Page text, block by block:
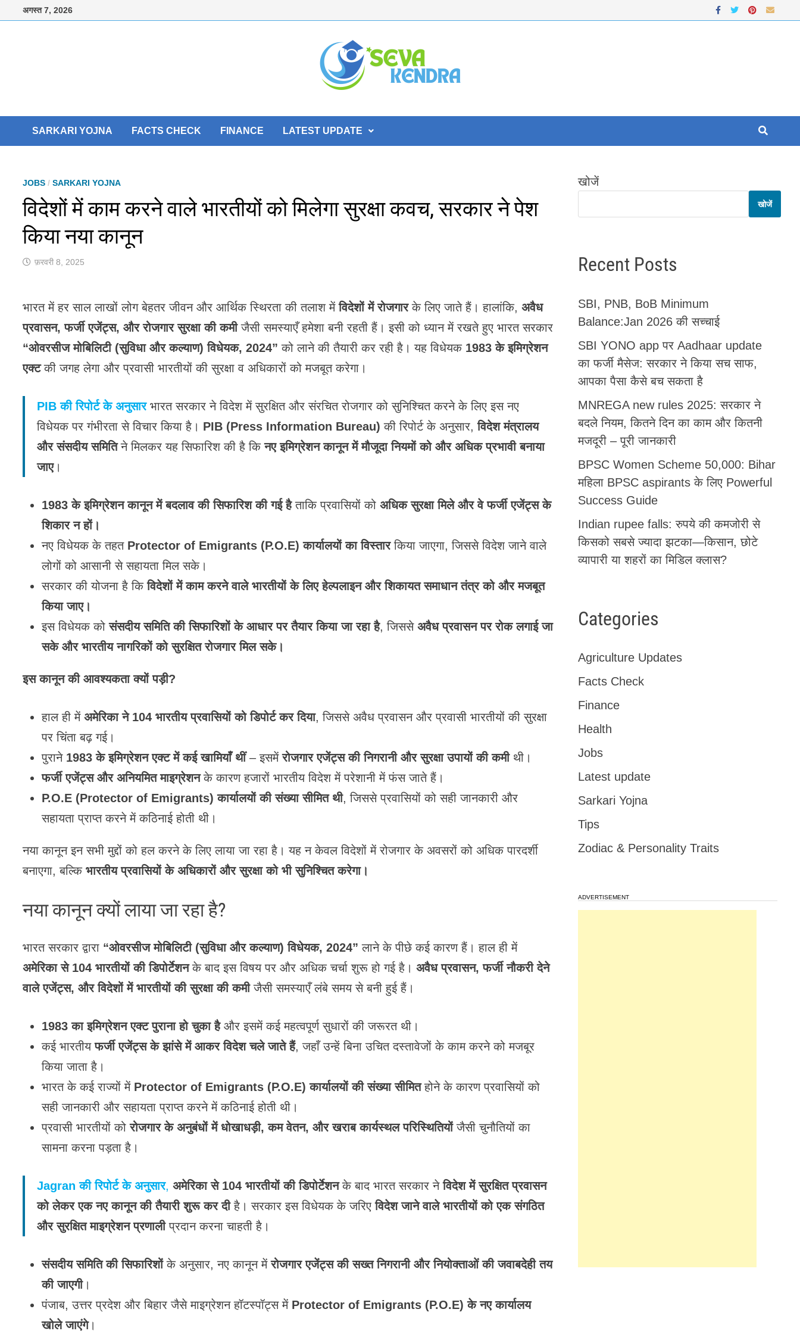
अगस्त 7, 2026
SARKARI YOJNA FACTS CHECK FINANCE LATEST UPDATE
JOBS /SARKARI YOJNA
विदेशों में काम करने वाले भारतीयों को मिलेगा सुरक्षा कवच, सरकार ने पेश
किया नया कानून
फ़रवरी 8, 2025
भारत में हर साल लाखों लोग बेहतर जीवन और आर्थिक स्थिरता की तलाश मेंविदेशों में रोजगारके लिए जाते हैं। हालांकि,अवैध
प्रवासन, फर्जी एजेंट्स, और रोजगार सुरक्षा की कमीजैसी समस्याएँ हमेशा बनी रहती हैं। इसी को ध्यान में रखते हुए भारत सरकार
“ओवरसीज मोबिलिटी (सुविधा और कल्याण) विधेयक, 2024” को लाने की तैयारी कर रही है। यह विधेयक 1983 के इमिग्रेशन
एक्टकी जगह लेगा और प्रवासी भारतीयों की सुरक्षा व अधिकारों को मजबूत करेगा।
PIB की रिपोर्ट के अनुसारभारत सरकार ने विदेश में सुरक्षित और संरचित रोजगार को सुनिश्चित करने के लिए इस नए
विधेयक पर गंभीरता से विचार किया है। PIB (Press Information Bureau) की रिपोर्ट के अनुसार,विदेश मंत्रालय
और संसदीय समितिने मिलकर यह सिफारिश की है किनए इमिग्रेशन कानून में मौजूदा नियमों को और अधिक प्रभावी बनाया
जाए।
1983 के इमिग्रेशन कानून में बदलाव की सिफारिश की गई हैताकि प्रवासियों कोअधिक सुरक्षा मिले और वे फर्जी एजेंट्स के
शिकार न हों।
नए विधेयक के तहत Protector of Emigrants (P.O.E) कार्यालयों का विस्तारकिया जाएगा, जिससे विदेश जाने वाले
लोगों को आसानी से सहायता मिल सके।
सरकार की योजना है किविदेशों में काम करने वाले भारतीयों के लिए हेल्पलाइन और शिकायत समाधान तंत्र को और मजबूत
किया जाए।
इस विधेयक कोसंसदीय समिति की सिफारिशों के आधार पर तैयार किया जा रहा है, जिससेअवैध प्रवासन पर रोक लगाई जा
सके और भारतीय नागरिकों को सुरक्षित रोजगार मिल सके।
इस कानून की आवश्यकता क्यों पड़ी?
हाल ही मेंअमेरिका ने 104 भारतीय प्रवासियों को डिपोर्ट कर दिया, जिससे अवैध प्रवासन और प्रवासी भारतीयों की सुरक्षा
पर चिंता बढ़ गई।
पुराने 1983 के इमिग्रेशन एक्ट में कई खामियाँ थीं– इसमेंरोजगार एजेंट्स की निगरानी और सुरक्षा उपायों की कमीथी।
फर्जी एजेंट्स और अनियमित माइग्रेशनके कारण हजारों भारतीय विदेश में परेशानी में फंस जाते हैं।
P.O.E (Protector of Emigrants) कार्यालयों की संख्या सीमित थी, जिससे प्रवासियों को सही जानकारी और
सहायता प्राप्त करने में कठिनाई होती थी।
नया कानून इन सभी मुद्दों को हल करने के लिए लाया जा रहा है। यह न केवल विदेशों में रोजगार के अवसरों को अधिक पारदर्शी
बनाएगा, बल्किभारतीय प्रवासियों के अधिकारों और सुरक्षा को भी सुनिश्चित करेगा।
नया कानून क्यों लाया जा रहा है?
भारत सरकार द्वारा “ओवरसीज मोबिलिटी (सुविधा और कल्याण) विधेयक, 2024” लाने के पीछे कई कारण हैं। हाल ही में
अमेरिका से 104 भारतीयों की डिपोर्टेशनके बाद इस विषय पर और अधिक चर्चा शुरू हो गई है।अवैध प्रवासन, फर्जी नौकरी देने
वाले एजेंट्स, और विदेशों में भारतीयों की सुरक्षा की कमीजैसी समस्याएँ लंबे समय से बनी हुई हैं।
1983 का इमिग्रेशन एक्ट पुराना हो चुका हैऔर इसमें कई महत्वपूर्ण सुधारों की जरूरत थी।
कई भारतीयफर्जी एजेंट्स के झांसे में आकर विदेश चले जाते हैं, जहाँ उन्हें बिना उचित दस्तावेजों के काम करने को मजबूर
किया जाता है।
भारत के कई राज्यों में Protector of Emigrants (P.O.E) कार्यालयों की संख्या सीमितहोने के कारण प्रवासियों को
सही जानकारी और सहायता प्राप्त करने में कठिनाई होती थी।
प्रवासी भारतीयों कोरोजगार के अनुबंधों में धोखाधड़ी, कम वेतन, और खराब कार्यस्थल परिस्थितियोंजैसी चुनौतियों का
सामना करना पड़ता है।
Jagran की रिपोर्ट के अनुसार,अमेरिका से 104 भारतीयों की डिपोर्टेशनके बाद भारत सरकार नेविदेश में सुरक्षित प्रवासन
को लेकर एक नए कानून की तैयारी शुरू कर दीहै। सरकार इस विधेयक के जरिएविदेश जाने वाले भारतीयों को एक संगठित
और सुरक्षित माइग्रेशन प्रणालीप्रदान करना चाहती है।
संसदीय समिति की सिफारिशोंके अनुसार, नए कानून मेंरोजगार एजेंट्स की सख्त निगरानी और नियोक्ताओं की जवाबदेही तय
की जाएगी।
पंजाब, उत्तर प्रदेश और बिहार जैसे माइग्रेशन हॉटस्पॉट्स में Protector of Emigrants (P.O.E) के नए कार्यालय
खोले जाएंगे।
खोजें
खोजें
Recent Posts
SBI, PNB, BoB Minimum
Balance:Jan 2026 की सच्चाई
SBI YONO app पर Aadhaar update
का फर्जी मैसेज: सरकार ने किया सच साफ,
आपका पैसा कैसे बच सकता है
MNREGA new rules 2025: सरकार ने
बदले नियम, कितने दिन का काम और कितनी
मजदूरी – पूरी जानकारी
BPSC Women Scheme 50,000: Bihar
महिला BPSC aspirants के लिए Powerful
Success Guide
Indian rupee falls: रुपये की कमजोरी से
किसको सबसे ज्यादा झटका—किसान, छोटे
व्यापारी या शहरों का मिडिल क्लास?
Categories
Agriculture Updates
Facts Check
Finance
Health
Jobs
Latest update
Sarkari Yojna
Tips
Zodiac & Personality Traits
ADVERTISEMENT